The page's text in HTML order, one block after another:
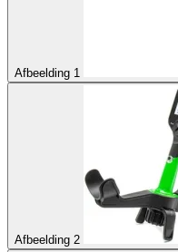
Afbeelding 1
Afbeelding 2